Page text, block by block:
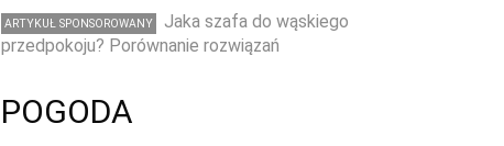
ARTYKUŁ SPONSOROWANY
Jaka szafa do wąskiego
przedpokoju? Porównanie rozwiązań
POGODA